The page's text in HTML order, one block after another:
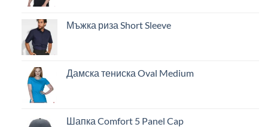
Мъжка риза Short Sleeve
Дамска тениска Oval Medium
Шапка Comfort 5 Panel Cap